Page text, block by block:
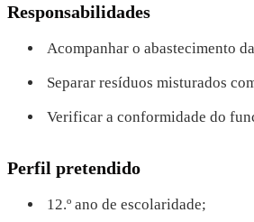
Responsabilidades
Acompanhar o abastecimento
Separar resíduos misturados
Verificar a conformidade do
Perfil pretendido
12.º ano de escolaridade;